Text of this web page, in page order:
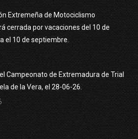
Extremeña de Motociclismo
cerrada por vacaciones del 10 de
el 10 de septiembre.
Campeonato de Extremadura de Trial
de la Vera, el 28-06-26.